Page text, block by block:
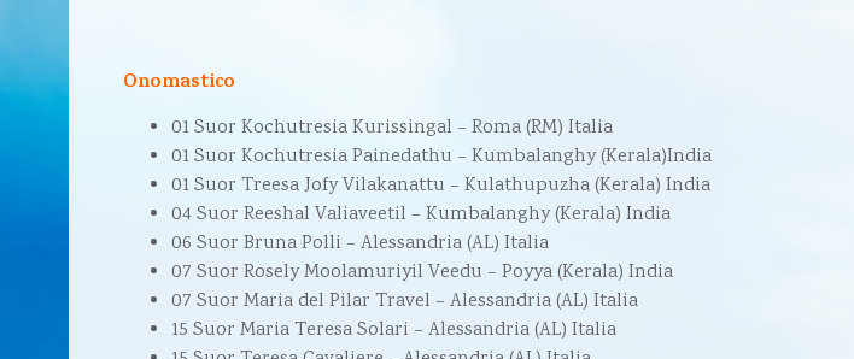
Onomastico
01 Suor Kochutresia Kurissingal – Roma (RM) Italia
01 Suor Kochutresia Painedathu – Kumbalanghy (Kerala)India
01 Suor Treesa Jofy Vilakanattu – Kulathupuzha (Kerala) India
04 Suor Reeshal Valiaveetil – Kumbalanghy (Kerala) India
06 Suor Bruna Polli – Alessandria (AL) Italia
07 Suor Rosely Moolamuriyil Veedu – Poyya (Kerala) India
07 Suor Maria del Pilar Travel – Alessandria (AL) Italia
15 Suor Maria Teresa Solari – Alessandria (AL) Italia